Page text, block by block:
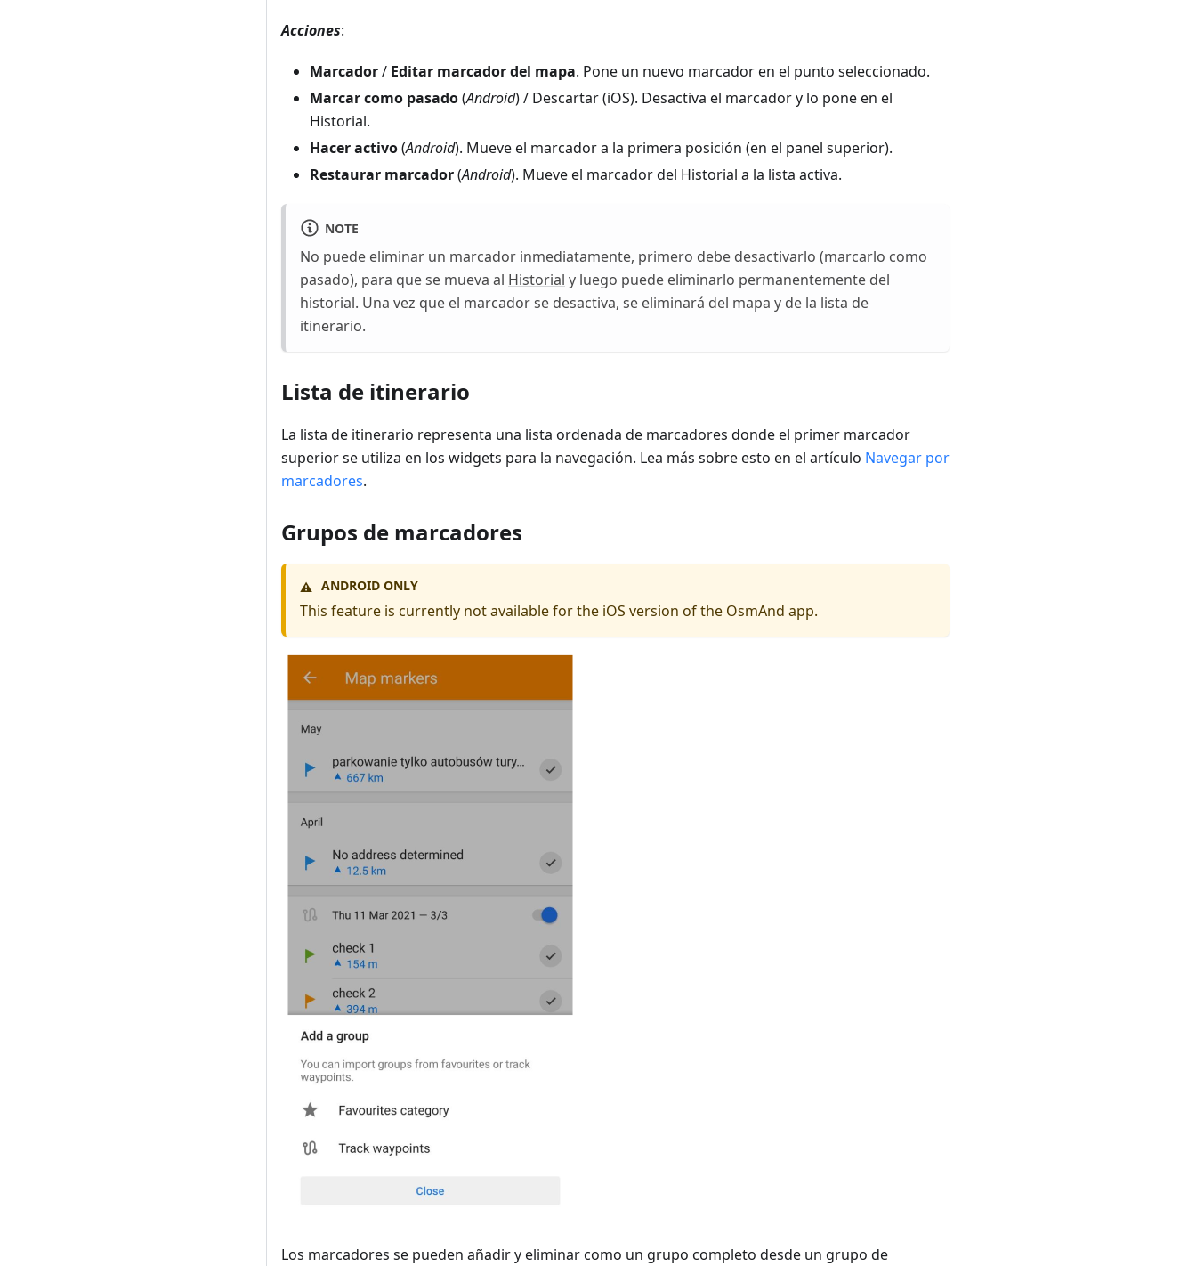
Acciones:
Marcador/ Editar marcador del mapa. Pone un nuevo marcador en el punto seleccionado.
Marcar como pasado(Android) / Descartar (iOS). Desactiva el marcador y lo pone en el
Historial.
Hacer activo(Android). Mueve el marcador a la primera posición (en el panel superior).
Restaurar marcador(Android). Mueve el marcador del Historial a la lista activa.
NOTE
No puede eliminar un marcador inmediatamente, primero debe desactivarlo (marcarlo como
pasado), para que se mueva al Historial y luego puede eliminarlo permanentemente del
historial. Una vez que el marcador se desactiva, se eliminará del mapa y de la lista de
itinerario.
Lista de itinerario
La lista de itinerario representa una lista ordenada de marcadores donde el primer marcador
superior se utiliza en los widgets para la navegación. Lea más sobre esto en el artículo Navegar por
marcadores.
Grupos de marcadores
⚠️ ANDROID ONLY
This feature is currently not available for the iOS version of the OsmAnd app.
Los marcadores se pueden añadir y eliminar como un grupo completo desde un grupo de